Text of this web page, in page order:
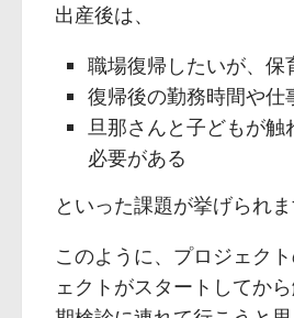
出産後は、
職場復帰したいが、保
復帰後の勤務時間や仕
旦那さんと子どもが
必要がある
といった課題が挙げられま
このように、プロジェク
ェクトがスタートしてか